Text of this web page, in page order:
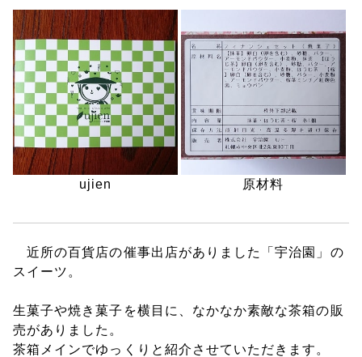
ujien 原材料
近所の百貨店の催事出店がありました「宇治園」の
スイーツ。
生菓子や焼き菓子を横目に、なかなか素敵な茶箱の販
売がありました。
茶箱メインでゆっくりと紹介させていただきます。